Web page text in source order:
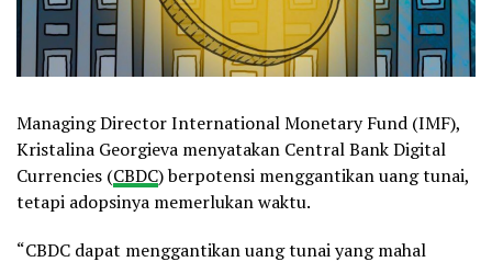
Managing Director International Monetary Fund (IMF),
Kristalina Georgieva menyatakan Central Bank Digital
Currencies (CBDC) berpotensi menggantikan uang tunai,
tetapi adopsinya memerlukan waktu.
“CBDC dapat menggantikan uang tunai yang mahal